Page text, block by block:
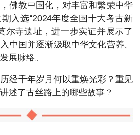
佛教中国化，对丰富和繁荣中华
入选“2024年度全国十大考古新
尔寺遗址，进一步实证并展示了
中国并逐渐汲取中华文化营养、
展脉络。
经千年岁月何以重焕光彩？重见
述了古丝路上的哪些故事？